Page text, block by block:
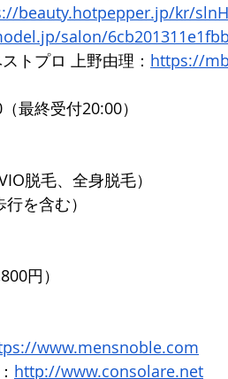
beauty.hotpepper.jp/kr/
salon/
トプロ 上野由理： https://
最終受付20:00）
脱毛、全身脱毛）
を含む）
円）
www.mensnoble.com
http://www.consolare.net